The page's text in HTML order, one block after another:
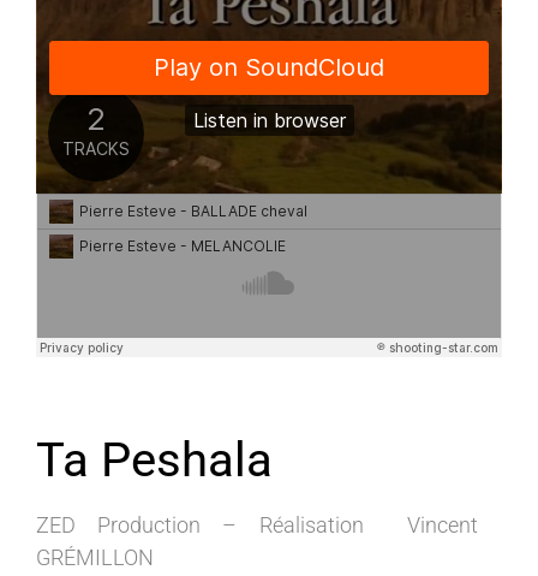
Ta Peshala
ZED Production – Réalisation Vincent
GRÉMILLON